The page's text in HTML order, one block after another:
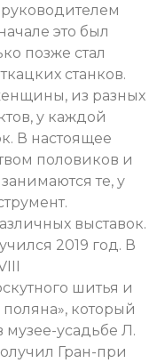
это был
позже стал
станков.
из разных
у каждой
В настоящее
половиков и
те, у
выставок.
2019 год. В
шитья и
который
музее-усадьбе Л.
Гран-при